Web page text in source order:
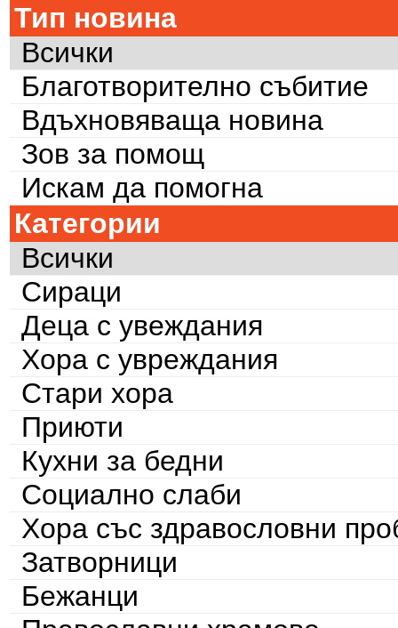
Тип новина
Всички
Благотворително събитие
Вдъхновяваща новина
Зов за помощ
Искам да помогна
Категории
Всички
Сираци
Деца с увеждания
Хора с увреждания
Стари хора
Приюти
Кухни за бедни
Социално слаби
Хора със здравословни
Затворници
Бежанци